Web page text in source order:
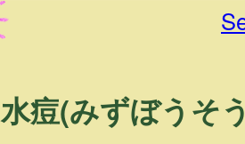
水痘(みずぼうそ